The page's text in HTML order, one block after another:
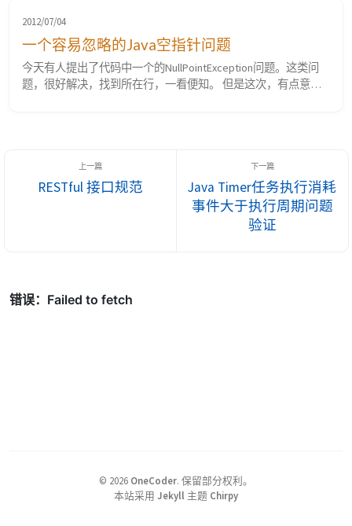
2012/07/04
一个容易忽略的Java空指针问题
今天有人提出了代码中一个的NullPointException问题。这类问
题，很好解决，找到所在行，一看便知。 但是这次，有点意
RESTful 接口规范
Java Timer任务执行消耗
事件大于执行周期问题
验证
© 2026 OneCoder. 保留部分权利。
本站采用 Jekyll 主题 Chirpy